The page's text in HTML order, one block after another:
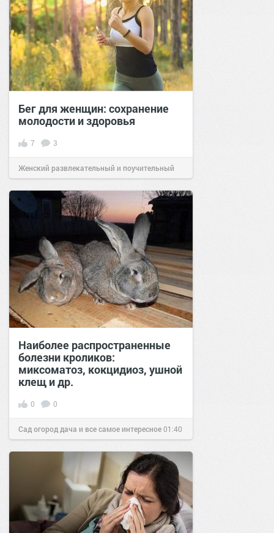
Бег для женщин: сохранение
молодости и здоровья
7 3
Женский развлекательный и поучительный
сайт.23:4601 мар 2021
Наиболее распространенные
болезни кроликов:
миксоматоз, кокцидиоз, ушной
клещ и др.
0 0
Сад огород дача и все самое интересное01:40
05 апр 2016